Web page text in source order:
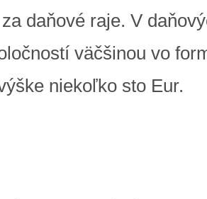
daňové raje. V
väčšinou vo
niekoľko sto Eur.